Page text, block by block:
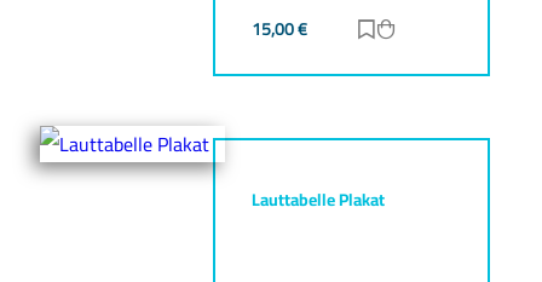
15,00€ Zur Merkliste
Lauttabelle Plakat